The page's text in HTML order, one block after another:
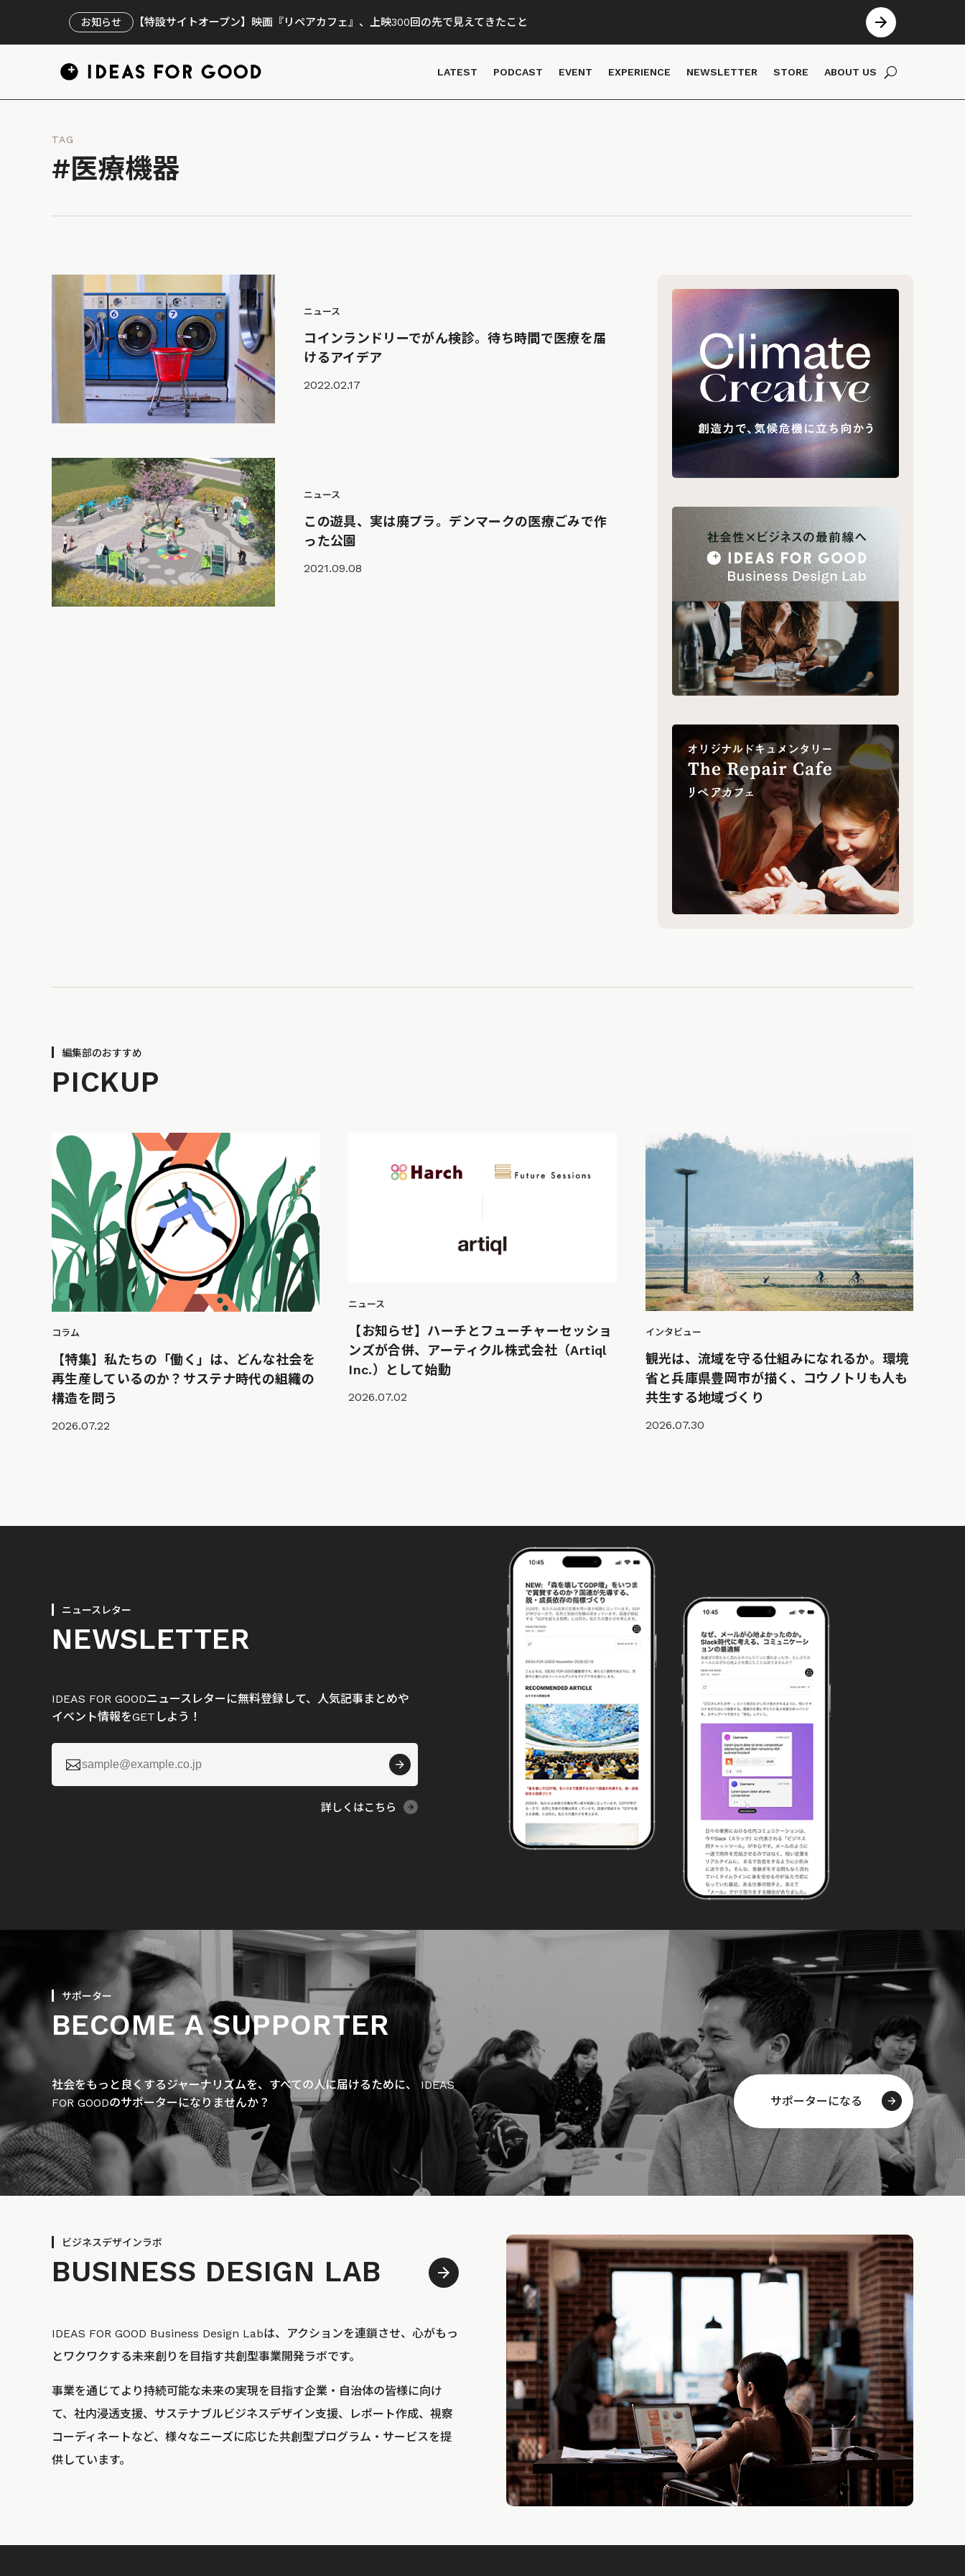
お知らせ 【特設サイトオープン】映画『リペアカフェ』、上映300回の先で見えてきたこと
LATEST PODCAST EVENT EXPERIENCE NEWSLETTER STORE ABOUT US
TAG
#医療機器
ニュース
コインランドリーでがん検診。待ち時間で医療を届
けるアイデア
2022.02.17
ニュース
この遊具、実は廃プラ。デンマークの医療ごみで作
った公園
2021.09.08
編集部のおすすめ
PICKUP
コラム
【特集】私たちの「働く」は、どんな社会を
再生産しているのか？サステナ時代の組織の
構造を問う
2026.07.22
ニュース
【お知らせ】ハーチとフューチャーセッショ
ンズが合併、アーティクル株式会社（Artiql
Inc.）として始動
2026.07.02
インタビュー
観光は、流域を守る仕組みになれるか。環境
省と兵庫県豊岡市が描く、コウノトリも人も
共生する地域づくり
2026.07.30
ニュースレター
NEWSLETTER
IDEAS FOR GOODニュースレターに無料登録して、人気記事まとめや
イベント情報をGETしよう！

詳しくはこちら
サポーター
BECOME A SUPPORTER
社会をもっと良くするジャーナリズムを、すべての人に届けるために、 IDEAS
FOR GOODのサポーターになりませんか？
サポーターになる
ビジネスデザインラボ
BUSINESS DESIGN LAB
IDEAS FOR GOOD Business Design Labは、アクションを連鎖させ、心がもっ
とワクワクする未来創りを目指す共創型事業開発ラボです。
事業を通じてより持続可能な未来の実現を目指す企業・自治体の皆様に向け
て、社内浸透支援、サステナブルビジネスデザイン支援、レポート作成、視察
コーディネートなど、様々なニーズに応じた共創型プログラム・サービスを提
供しています。